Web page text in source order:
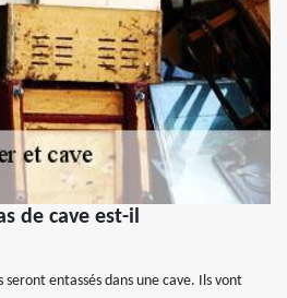
de cave est-il
entassés dans une cave. Ils vont